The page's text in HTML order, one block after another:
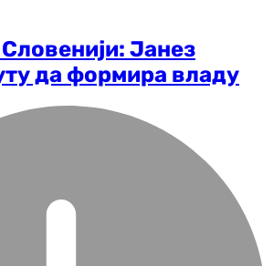
Јанез
да формира владу